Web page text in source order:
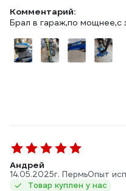
Комментарий:
Брал в гараж,по мощнее,с
Андрей
14.05.2025г. ПермьОпыт
Товар куплен у нас